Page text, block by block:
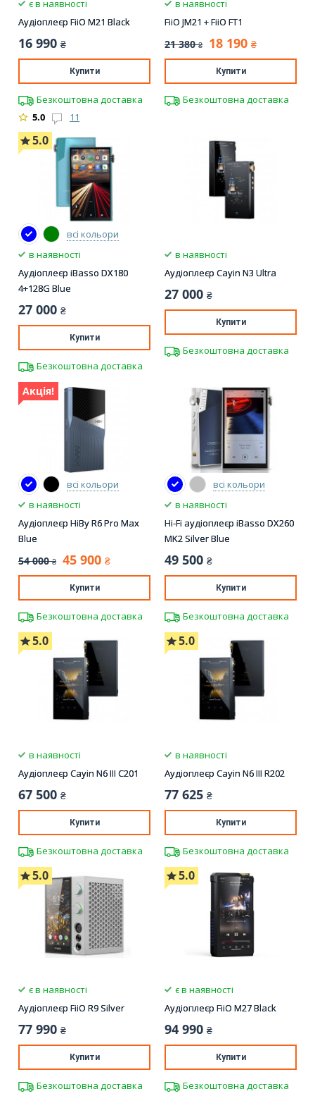
є в наявності
Аудіоплеєр FiiO M21 Black
16 990 ₴
Купити
Безкоштовна доставка
5.0
11
в наявності
FiiO JM21 + FiiO FT1
21 380 ₴ 18 190 ₴
Купити
Безкоштовна доставка
5.0
всі кольори
в наявності
Аудіоплеєр iBasso DX180
4+128G Blue
27 000 ₴
Купити
Безкоштовна доставка
в наявності
Аудіоплеєр Cayin N3 Ultra
27 000 ₴
Купити
Безкоштовна доставка
Акція!
всі кольори
в наявності
Аудіоплеєр HiBy R6 Pro Max
Blue
54 000 ₴ 45 900 ₴
Купити
Безкоштовна доставка
всі кольори
в наявності
Hi-Fi аудіоплеєр iBasso DX260
MK2 Silver Blue
49 500 ₴
Купити
Безкоштовна доставка
5.0
в наявності
Аудіоплеєр Cayin N6 III C201
67 500 ₴
Купити
Безкоштовна доставка
5.0
в наявності
Аудіоплеєр Cayin N6 III R202
77 625 ₴
Купити
Безкоштовна доставка
5.0
є в наявності
Аудіоплеєр FiiO R9 Silver
77 990 ₴
Купити
Безкоштовна доставка
5.0
є в наявності
Аудіоплеєр FiiO M27 Black
94 990 ₴
Купити
Безкоштовна доставка